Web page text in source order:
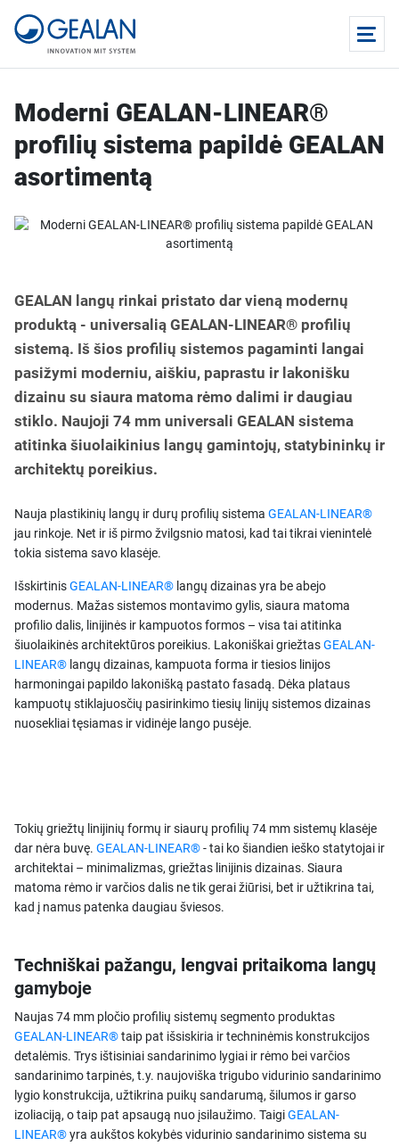
Moderni GEALAN-LINEAR®
profilių sistema papildė GEALAN
asortimentą
GEALAN langų rinkai pristato dar vieną modernų
produktą - universalią GEALAN-LINEAR® profilių
sistemą. Iš šios profilių sistemos pagaminti langai
pasižymi moderniu, aiškiu, paprastu ir lakonišku
dizainu su siaura matoma rėmo dalimi ir daugiau
stiklo. Naujoji 74 mm universali GEALAN sistema
atitinka šiuolaikinius langų gamintojų, statybininkų ir
architektų poreikius.
Nauja plastikinių langų ir durų profilių sistema GEALAN-LINEAR®
jau rinkoje. Net ir iš pirmo žvilgsnio matosi, kad tai tikrai vienintelė
tokia sistema savo klasėje.
IšskirtinisGEALAN-LINEAR® langų dizainas yra be abejo
modernus. Mažas sistemos montavimo gylis, siaura matoma
profilio dalis, linijinės ir kampuotos formos – visa tai atitinka
šiuolaikinės architektūros poreikius. Lakoniškai griežtasGEALAN-
LINEAR® langų dizainas, kampuota forma ir tiesios linijos
harmoningai papildo lakonišką pastato fasadą. Dėka plataus
kampuotų stiklajuosčių pasirinkimo tiesių linijų sistemos dizainas
nuosekliai tęsiamas ir vidinėje lango pusėje.
Tokių griežtų linijinių formų ir siaurų profilių 74 mm sistemų klasėje
dar nėra buvę. GEALAN-LINEAR®- tai ko šiandien ieško statytojai ir
architektai – minimalizmas, griežtas linijinis dizainas. Siaura
matoma rėmo ir varčios dalis ne tik gerai žiūrisi, bet ir užtikrina tai,
kad į namus patenka daugiau šviesos.
Techniškai pažangu, lengvai pritaikoma langų
gamyboje
Naujas 74 mm pločio profilių sistemų segmento produktas
GEALAN-LINEAR®taip pat išsiskiria ir techninėmis konstrukcijos
detalėmis. Trys ištisiniai sandarinimo lygiai ir rėmo bei varčios
sandarinimo tarpinės, t.y. naujoviška trigubo vidurinio sandarinimo
lygio konstrukcija, užtikrina puikų sandarumą, šilumos ir garso
izoliaciją, o taip pat apsaugą nuo įsilaužimo. TaigiGEALAN-
LINEAR®yra aukštos kokybės vidurinio sandarinimo sistema su